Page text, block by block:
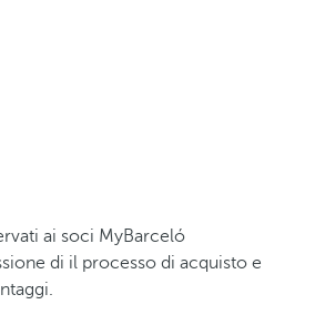
ai soci MyBarceló
di il processo di acquisto e